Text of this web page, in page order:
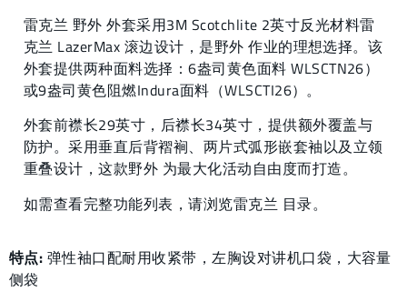
雷克兰 野外 外套采用3M Scotchlite 2英寸反光材料雷
克兰 LazerMax 滚边设计，是野外 作业的理想选择。该
外套提供两种面料选择：6盎司黄色面料 WLSCTN26）
或9盎司黄色阻燃Indura面料（WLSCTI26）。
外套前襟长29英寸，后襟长34英寸，提供额外覆盖与
防护。采用垂直后背褶裥、两片式弧形嵌套袖以及立领
重叠设计，这款野外 为最大化活动自由度而打造。
如需查看完整功能列表，请浏览雷克兰 目录。
特点: 弹性袖口配耐用收紧带，左胸设对讲机口袋，大容量
侧袋